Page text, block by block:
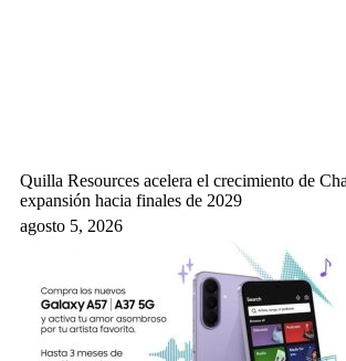
Quilla Resources acelera el crecimiento de
expansión hacia finales de 2029
agosto 5, 2026